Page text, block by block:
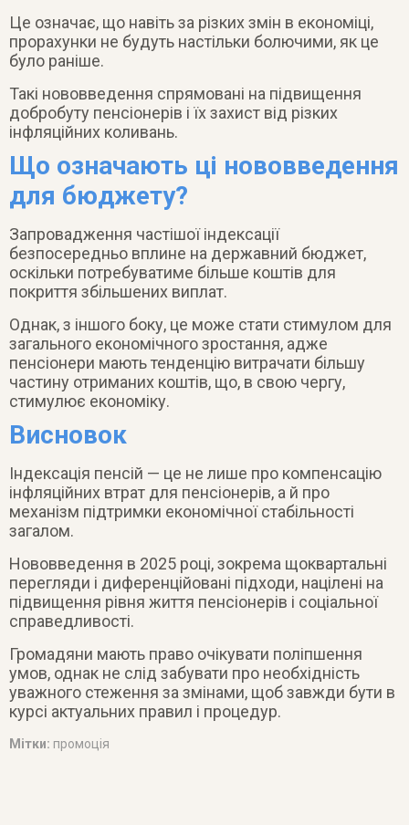
Це означає, що навіть за різких змін в економіці,
прорахунки не будуть настільки болючими, як це
було раніше.
Такі нововведення спрямовані на підвищення
добробуту пенсіонерів і їх захист від різких
інфляційних коливань.
Що означають ці нововведення
для бюджету?
Запровадження частішої індексації
безпосередньо вплине на державний бюджет,
оскільки потребуватиме більше коштів для
покриття збільшених виплат.
Однак, з іншого боку, це може стати стимулом для
загального економічного зростання, адже
пенсіонери мають тенденцію витрачати більшу
частину отриманих коштів, що, в свою чергу,
стимулює економіку.
Висновок
Індексація пенсій — це не лише про компенсацію
інфляційних втрат для пенсіонерів, а й про
механізм підтримки економічної стабільності
загалом.
Нововведення в 2025 році, зокрема щоквартальні
перегляди і диференційовані підходи, націлені на
підвищення рівня життя пенсіонерів і соціальної
справедливості.
Громадяни мають право очікувати поліпшення
умов, однак не слід забувати про необхідність
уважного стеження за змінами, щоб завжди бути в
курсі актуальних правил і процедур.
Мітки: промоція